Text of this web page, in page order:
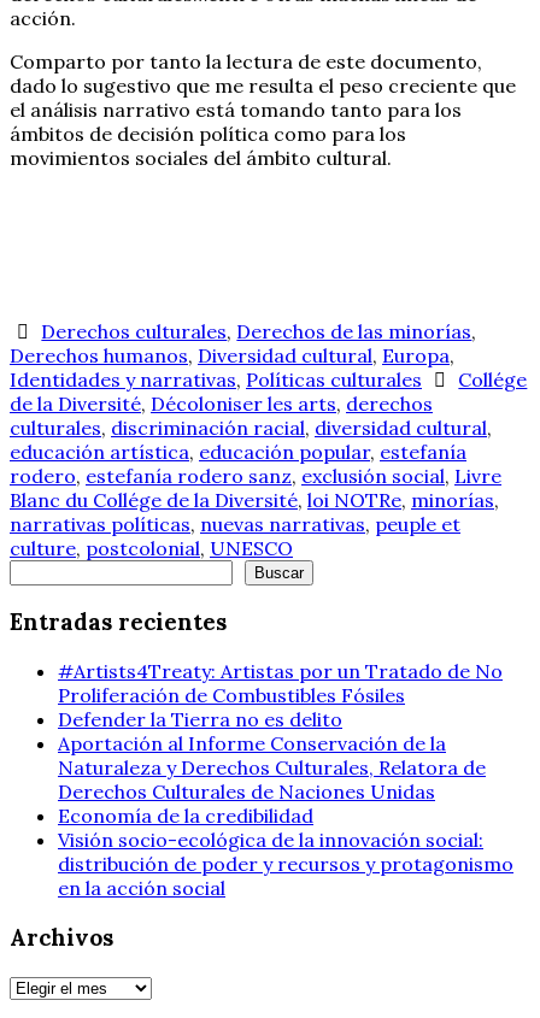
acción.
Comparto por tanto la lectura de este documento,
dado lo sugestivo que me resulta el peso creciente que
el análisis narrativo está tomando tanto para los
ámbitos de decisión política como para los
movimientos sociales del ámbito cultural.
Derechos culturales, Derechos de las minorías,
Derechos humanos, Diversidad cultural, Europa,
Identidades y narrativas, Políticas culturales
Collége
de la Diversité, Décoloniser les arts, derechos
culturales, discriminación racial, diversidad cultural,
educación artística, educación popular, estefanía
rodero, estefanía rodero sanz, exclusión social, Livre
Blanc du Collége de la Diversité, loi NOTRe, minorías,
narrativas políticas, nuevas narrativas, peuple et
culture, postcolonial, UNESCO
Buscar
Entradas recientes
#Artists4Treaty: Artistas por un Tratado de No
Proliferación de Combustibles Fósiles
Defender la Tierra no es delito
Aportación al Informe Conservación de la
Naturaleza y Derechos Culturales, Relatora de
Derechos Culturales de Naciones Unidas
Economía de la credibilidad
Visión socio-ecológica de la innovación social:
distribución de poder y recursos y protagonismo
en la acción social
Archivos
Archivos